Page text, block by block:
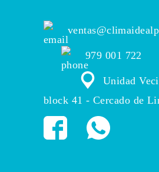
979 001 722
Unidad
block 41 - Cercado de